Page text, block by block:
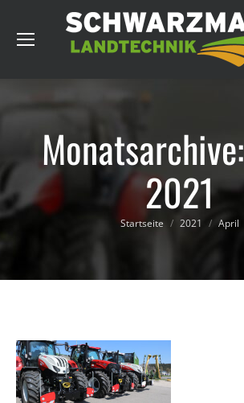
Monatsarchive:
2021
Du bist hier:
Startseite 2021 April